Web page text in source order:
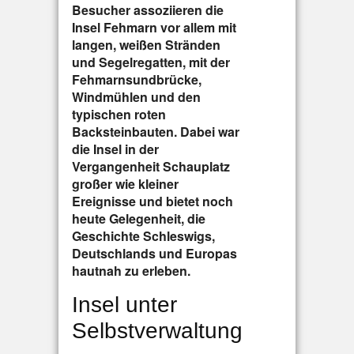
Besucher assoziieren die
Insel Fehmarn vor allem mit
langen, weißen Stränden
und Segelregatten, mit der
Fehmarnsundbrücke,
Windmühlen und den
typischen roten
Backsteinbauten. Dabei war
die Insel in der
Vergangenheit Schauplatz
großer wie kleiner
Ereignisse und bietet noch
heute Gelegenheit, die
Geschichte Schleswigs,
Deutschlands und Europas
hautnah zu erleben.
Insel unter
Selbstverwaltung